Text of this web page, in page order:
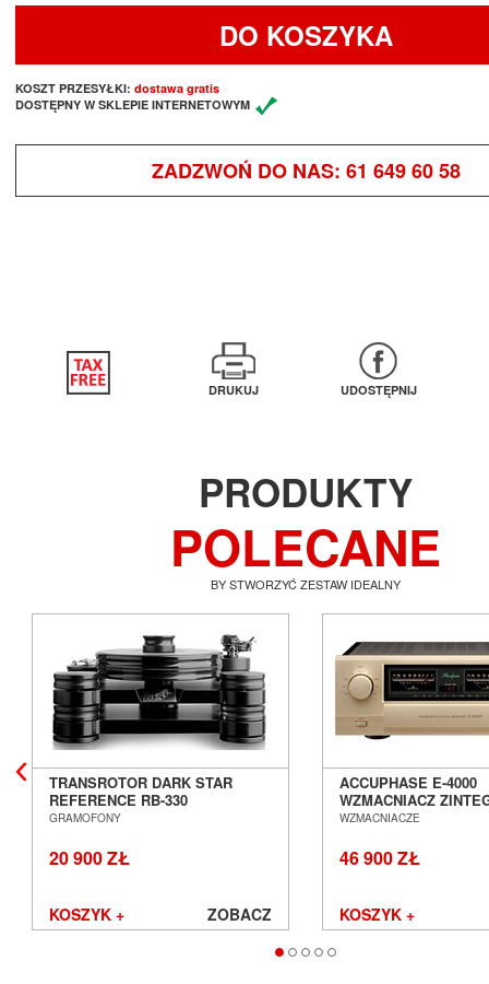
DO KOSZYKA
KOSZT PRZESYŁKI: dostawa gratis
DOSTĘPNY W SKLEPIE INTERNETOWYM
ZADZWOŃ DO NAS: 61 649 60 58
DRUKUJ UDOSTĘPNIJ
PRODUKTY
POLECANE
BY STWORZYĆ ZESTAW IDEALNY
TRANSROTOR DARK STAR
REFERENCE RB-330
GRAMOFON ANALOGOWY
GRAMOFONY
20 900 ZŁ
KOSZYK + ZOBACZ
ACCUPHASE E-4000
WZMACNIACZ
SALON POZNAŃ
WZMACNIACZE
46 900 ZŁ
KOSZYK +